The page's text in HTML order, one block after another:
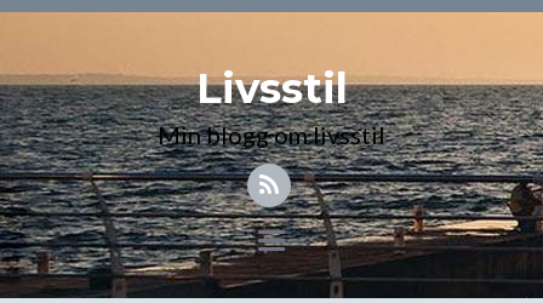
Livsstil
Min blogg om livsstil
Toggle
navigation